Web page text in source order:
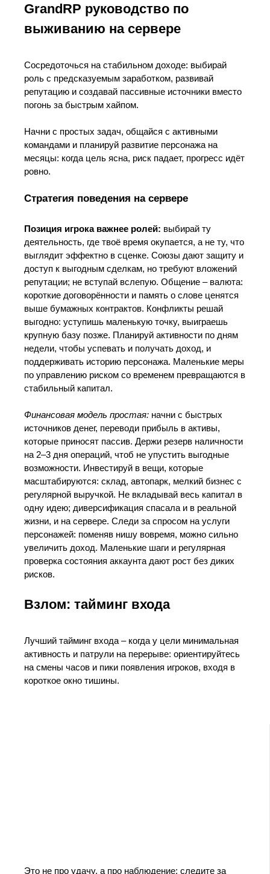
GrandRP руководство по
выживанию на сервере
Сосредоточься на стабильном доходе: выбирай
роль с предсказуемым заработком, развивай
репутацию и создавай пассивные источники вместо
погонь за быстрым хайпом.
Начни с простых задач, общайся с активными
командами и планируй развитие персонажа на
месяцы: когда цель ясна, риск падает, прогресс идёт
ровно.
Стратегия поведения на сервере
Позиция игрока важнее ролей: выбирай ту
деятельность, где твоё время окупается, а не ту, что
выглядит эффектно в сценке. Союзы дают защиту и
доступ к выгодным сделкам, но требуют вложений
репутации; не вступай вслепую. Общение – валюта:
короткие договорённости и память о слове ценятся
выше бумажных контрактов. Конфликты решай
выгодно: уступишь маленькую точку, выиграешь
крупную базу позже. Планируй активности по дням
недели, чтобы успевать и получать доход, и
поддерживать историю персонажа. Маленькие меры
по управлению риском со временем превращаются в
стабильный капитал.
Финансовая модель простая:начни с быстрых
источников денег, переводи прибыль в активы,
которые приносят пассив. Держи резерв наличности
на 2–3 дня операций, чтоб не упустить выгодные
возможности. Инвестируй в вещи, которые
масштабируются: склад, автопарк, мелкий бизнес с
регулярной выручкой. Не вкладывай весь капитал в
одну идею; диверсификация спасала и в реальной
жизни, и на сервере. Следи за спросом на услуги
персонажей: поменяв нишу вовремя, можно сильно
увеличить доход. Маленькие шаги и регулярная
проверка состояния аккаунта дают рост без диких
рисков.
Взлом: тайминг входа
Лучший тайминг входа – когда у цели минимальная
активность и патрули на перерыве: ориентируйтесь
на смены часов и пики появления игроков, входя в
короткое окно тишины.
Это не про удачу, а про наблюдение: следите за